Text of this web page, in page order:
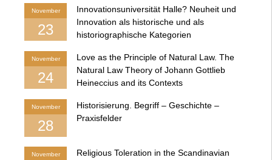
November
23
Innovationsuniversität Halle? Neuheit und
Innovation als historische und als
historiographische Kategorien
November
24
Love as the Principle of Natural Law. The
Natural Law Theory of Johann Gottlieb
Heineccius and its Contexts
November
28
Historisierung. Begriff – Geschichte –
Praxisfelder
November
Religious Toleration in the Scandinavian